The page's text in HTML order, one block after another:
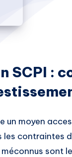
SCPI :
un moyen
les contraintes
sont